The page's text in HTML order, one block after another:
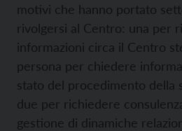
motivi che hanno portato
rivolgersi al Centro: una per
informazioni circa il Centro
persona per chiedere
stato del procedimento della
due per richiedere
gestione di dinamiche